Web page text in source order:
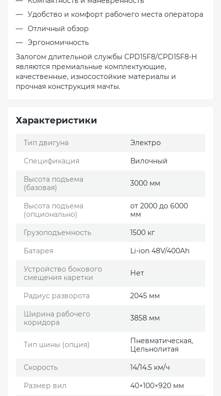
Удобство и комфорт рабочего места оператора
Отличный обзор
Эргономичность
Залогом длительной службы CPD15F8/CPD15F8-H
являются премиальные комплектующие,
качественные, износостойкие материалы и
прочная конструкция мачты.
Характеристики
Тип двигуна Электро
Спецификация Вилочный
Высота подъема
(базовая)
3000 мм
Высота подъема
(опционально)
от 2000 до 6000
мм
Грузоподъемность 1500 кг
Батарея Li-ion 48V/400Ah
Устройство бокового
смещения каретки
Нет
Радиус разворота 2045 мм
Ширина рабочего
коридора
3858 мм
Тип шины (опция)
Пневматическая,
Цельнолитая
Скорость 14/14.5 км/ч
Размер вил 40×100×920 мм